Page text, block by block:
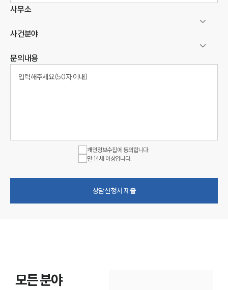
사무소
사건분야
문의내용
개인정보수집에 동의합니다.
만 14세 이상입니다.
상담신청서 제출
모든 분야